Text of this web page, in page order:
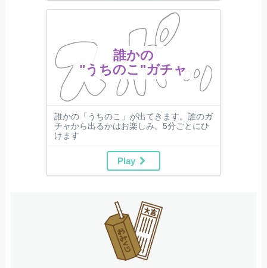
誰かの
"うちのこ"ガチャ
誰かの「うちのこ」が出てきます。誰のガ
チャから出るかはお楽しみ。5分ごとにひ
けます
Play